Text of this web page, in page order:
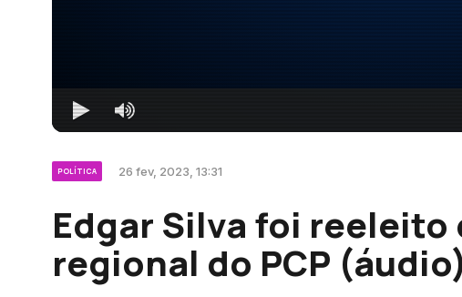
POLÍTICA 26 fev, 2023, 13:31
Edgar Silva foi
regional do PCP (áudio)